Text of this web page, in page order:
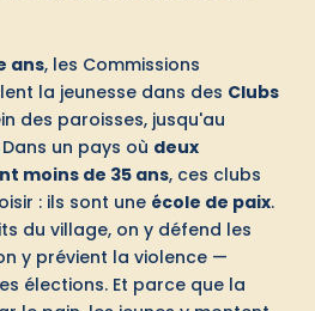
ans, les Commissions
la jeunesse dans des Clubs
des paroisses, jusqu'au
un pays où deux
moins de 35 ans, ces clubs
: ils sont une école de paix.
du village, on y défend les
y prévient la violence —
élections. Et parce que la